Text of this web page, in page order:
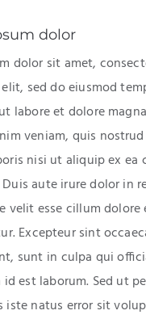
dolor
dolor sit amet,
sed do eiusmod
labore et dolore
veniam, quis
nisi ut aliquip ex ea
aute irure dolor in
velit esse cillum dolore
Excepteur sint
sunt in culpa qui
est laborum. Sed ut
iste natus error sit